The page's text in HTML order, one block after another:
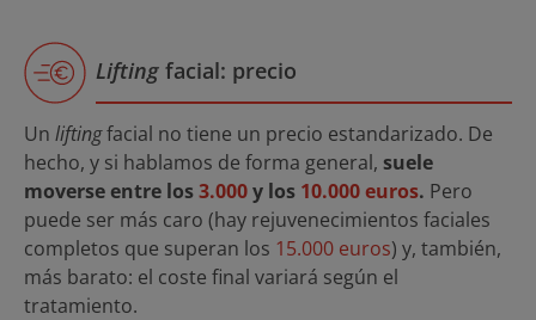
Lifting facial: precio
Un liftingfacial no tiene un precio estandarizado. De
hecho, y si hablamos de forma general, suele
moverse entre los3.000y los 10.000 euros. Pero
puede ser más caro (hay rejuvenecimientos faciales
completos que superan los 15.000 euros) y, también,
más barato: el coste final variará según el
tratamiento.